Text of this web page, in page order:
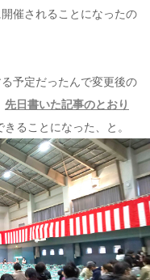
催されることになったの
予定だったんで変更後の
先日書いた記事のとおり
ることになった、と。